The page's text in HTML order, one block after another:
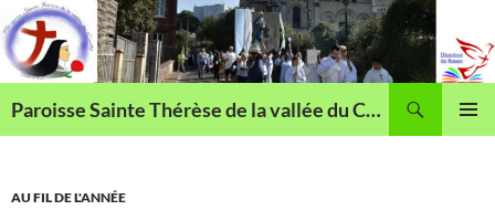
Aller
au
contenu
Paroisse Sainte Thérèse de la vallée du Cailly
AU FIL DE L'ANNÉE